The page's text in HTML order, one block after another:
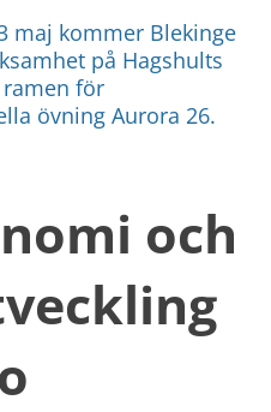
maj kommer Blekinge
på Hagshults
för
övning Aurora 26.
och